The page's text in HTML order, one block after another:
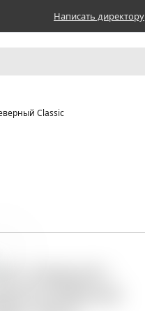
Написать директору
Classic